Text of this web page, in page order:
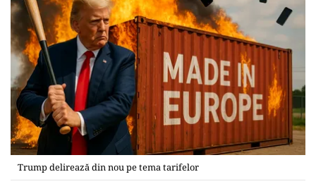
Trump delirează din nou pe tema tarifelor